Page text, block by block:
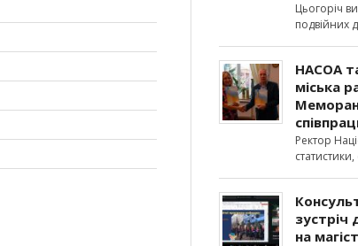
Цьогоріч
подвійних
НАСОА
міська
Ректор
статистики,
зустріч
на